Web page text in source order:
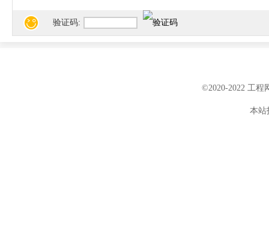
二、“国有投资建
标限价及其编制方法
验证码:
©2020-2022 工程
本站